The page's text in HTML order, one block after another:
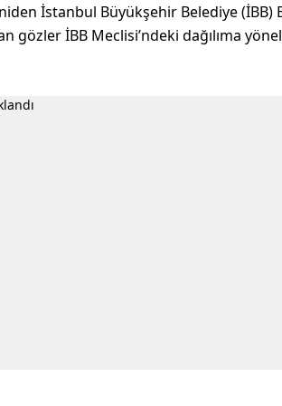
İstanbul Büyükşehir Belediye (İBB)
gözler İBB Meclisi’ndeki dağılıma